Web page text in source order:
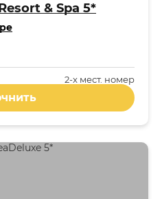
& Spa 5*
2-x мест. номер